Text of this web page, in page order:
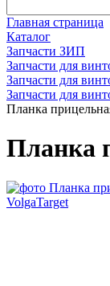
Главная страница
Каталог
Запчасти ЗИП
Запчасти для
Запчасти для
Запчасти для
Планка
Планка